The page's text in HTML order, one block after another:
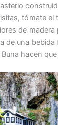
tómate el
de
de una bebida
hacen